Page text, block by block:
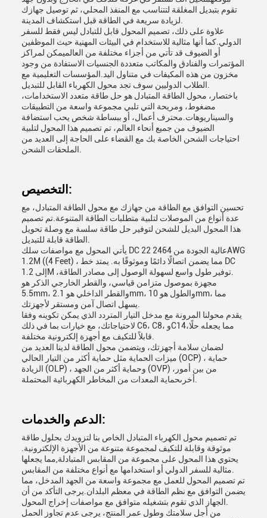
تقوم بتبديل المغلقة لتتناسب مع المنفذ المحلي، ثم توصيل جهازك
علاوة على ذلك، تصميم المحول قابل للتبادل ليس فقط للسفر
الدولي.كما أنها مثالية للاستخدام في البيئات المهنية حيث الموظفين
أو الضيوف قد تأتي من أجزاء مختلفة من العالميمكن لمراكز
المؤتمرات والفنادق والمكاتب متعددة الجنسيات الاستفادة من وجود
مخزون من هذه المكيفات في متناول اليد.المؤسسات التعليمية مع
باختصار، محول الطاقة المتبادل هو حل طاقة متعدد الاستخدامات،
مضغوط، ومريحة التي تلبي مجموعة واسعة من التطبيقات
والسيناريوهات.محترف أعمال، أو ببساطة شخص يحب استضافة
الضيوف من جميع أنحاء العالم، تم تصميم هذا المحول لتلبية
احتياجات الشحن الخاصة بك مع القضاء على الحاجة إلى العديد من
التخصيص:
تحسين التوافق مع الطاقة من جهازك مع محول الطاقة المتبادل، مع
عدة أنواع من الموصلات لتلبية متطلبات الطاقة المتنوعة.تم تصميم
هذا المحول البديل للشحن لتوفير حل طاقة سلسة مع وصلة تحويل
يأتي المحول مع مواصفات سلك DC عالية الجودة من 2464 22AWG
1.2M ((4 Feet) ، مما يضمن اتصالًا دائمًا وموثوقًا به. يمتد خط DC
مجهزة بموصول متزامن قياسي، والقطر الخارجي الذكر هو
5.5mm، والقطر الداخلي هو 2.1mm، والطول هو 10mm، مما
يقدم محولنا المرونة مع مدخل التيار المتردد الذي يمكن تكوينه وفقا
لاحتياجاتك، مع خيارات بما في ذلك C6، C8، وC14،مما يجعله حلًا
لضمان سلامة أجهزتك، ويتضمن محول الطاقة لدينا العديد من
ميزات الحماية مثل حماية أكثر من التيار الحالي (OCP) ، حماية
الزيادة (OLP) ، وحماية أكثر من الجهد (OVP) ،من بين أمور
الدعم والخدمات:
تم تصميم محول الكهرباء المتبادل الخاص بنا لتزويدك بحلول طاقة
موثوقة وقابلة للتكيف لمجموعة متنوعة من الأجهزة الإلكترونية.
يحتوي هذا المحول على مجموعة من المقابس المتبادلة,مما يجعلها
تم تصميم المحول للعمل مع مجموعة واسعة من الجهد المدخل، مما
يضمن التوافق مع نظم الطاقة في معظم البلدان.يرجى التأكد من أن
من أجل سلامتك وطول عمر المنتج، يرجى عدم تجاوز الحمل